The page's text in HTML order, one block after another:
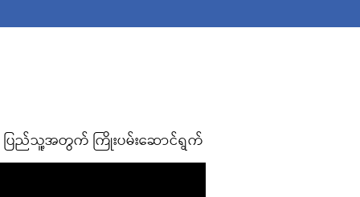
ပြည်သူ့အတွက် ကြိုးပမ်းဆောင်ရွက်